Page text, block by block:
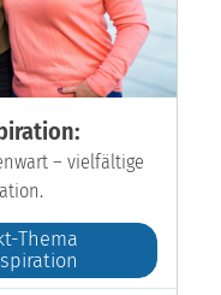
– vielfältige
Thema